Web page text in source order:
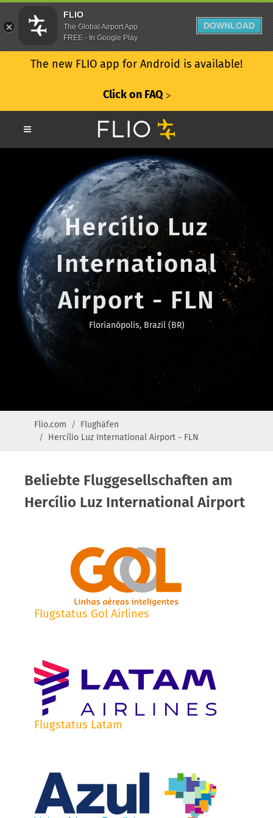
The new FLIO app for Android is available!
Click on FAQ ᐳ
Hercílio Luz
International
Airport - FLN
Florianópolis, Brazil (BR)
Flio.com
Flughäfen
Hercílio Luz International Airport - FLN
Beliebte Fluggesellschaften am
Hercílio Luz International Airport
Flugstatus Gol Airlines
Flugstatus Latam
FLIO
The Global Airport App
FREE - In Google Play
DOWNLOAD